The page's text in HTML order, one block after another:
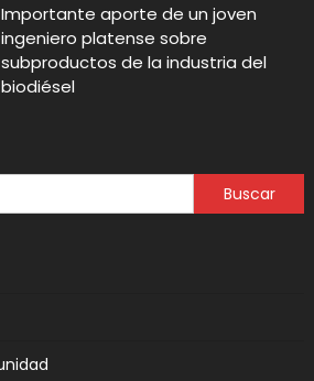
Importante aporte de un joven
ingeniero platense sobre
subproductos de la industria del
biodiésel